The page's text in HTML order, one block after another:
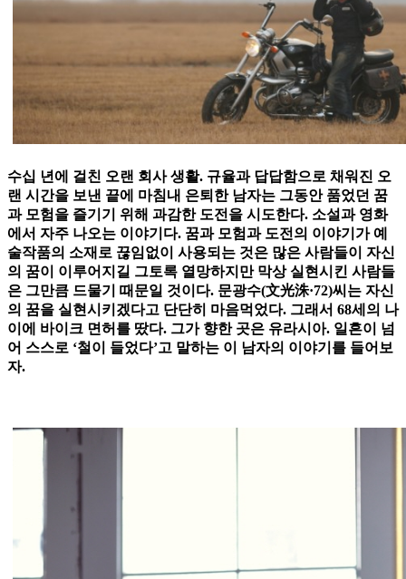
수십 년에 걸친 오랜 회사 생활. 규율과 답답함으로 채워진 오
랜 시간을 보낸 끝에 마침내 은퇴한 남자는 그동안 품었던 꿈
과 모험을 즐기기 위해 과감한 도전을 시도한다. 소설과 영화
에서 자주 나오는 이야기다. 꿈과 모험과 도전의 이야기가 예
술작품의 소재로 끊임없이 사용되는 것은 많은 사람들이 자신
의 꿈이 이루어지길 그토록 열망하지만 막상 실현시킨 사람들
은 그만큼 드물기 때문일 것이다. 문광수(文光洙·72)씨는 자신
의 꿈을 실현시키겠다고 단단히 마음먹었다. 그래서 68세의 나
이에 바이크 면허를 땄다. 그가 향한 곳은 유라시아. 일흔이 넘
어 스스로 ‘철이 들었다’고 말하는 이 남자의 이야기를 들어보
자.